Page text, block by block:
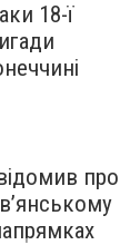
18-ї
про